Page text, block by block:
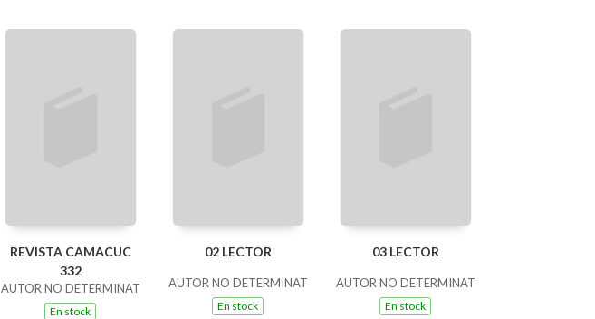
REVISTA CAMACUC
332
AUTOR NO DETERMINAT
En stock
02 LECTOR
AUTOR NO DETERMINAT
En stock
03 LECTOR
AUTOR NO DETERMINAT
En stock